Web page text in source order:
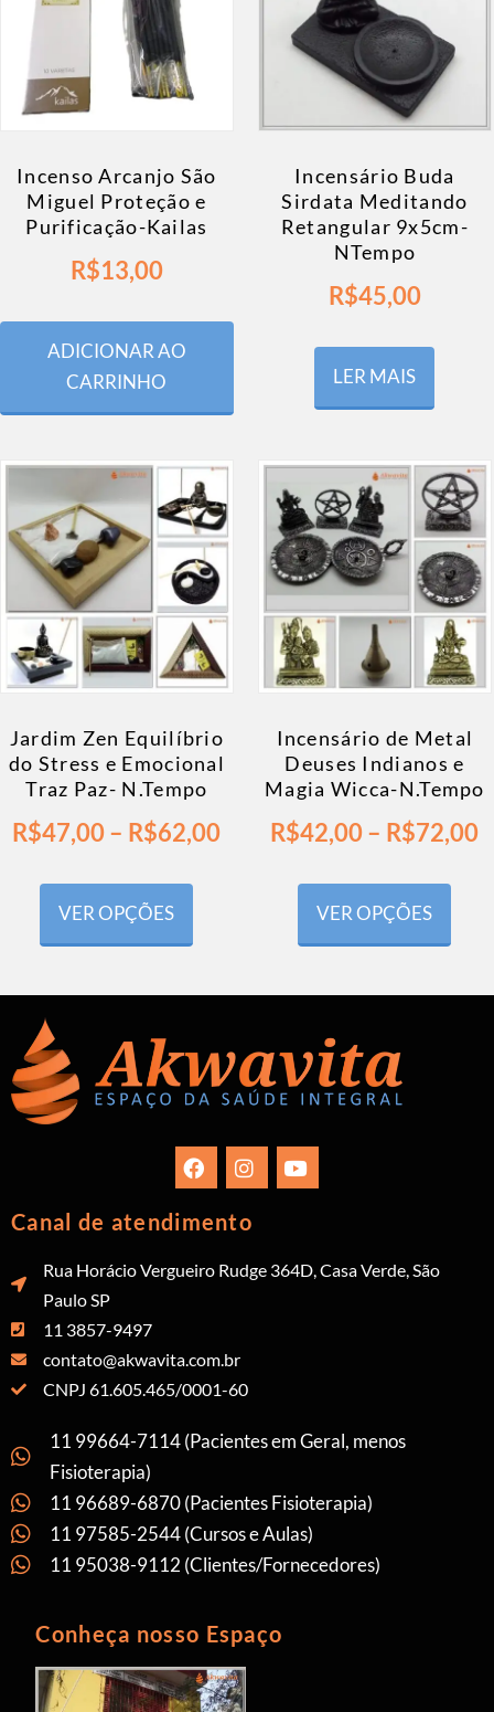
Incenso Arcanjo São
Miguel Proteção e
Purificação-Kailas
R$13,00
ADICIONAR AO
CARRINHO
Incensário Buda
Sirdata Meditando
Retangular 9x5cm-
NTempo
R$45,00
LER MAIS
Jardim Zen Equilíbrio
do Stress e Emocional
Traz Paz- N.Tempo
R$47,00– R$62,00
VER OPÇÕES
Incensário de Metal
Deuses Indianos e
Magia Wicca-N.Tempo
R$42,00– R$72,00
VER OPÇÕES
Canal de atendimento
Rua Horácio Vergueiro Rudge 364D, Casa Verde, São
Paulo SP
11 3857-9497
contato@akwavita.com.br
CNPJ 61.605.465/0001-60
11 99664-7114 (Pacientes em Geral, menos
Fisioterapia)
11 96689-6870 (Pacientes Fisioterapia)
11 97585-2544 (Cursos e Aulas)
11 95038-9112 (Clientes/Fornecedores)
Conheça nosso Espaço